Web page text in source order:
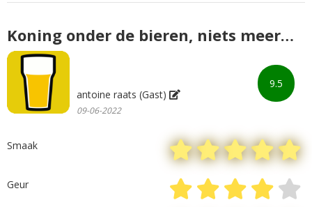
9.5
Koning onder de bieren, niets meer
dan TOP
antoine raats (Gast)
09-06-2022
Smaak
Geur